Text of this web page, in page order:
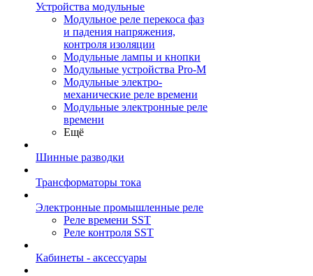
Устройства модульные
Модульное реле перекоса фаз
и падения напряжения,
контроля изоляции
Модульные лампы и кнопки
Модульные устройства Pro-M
Модульные электро-
механические реле времени
Модульные электронные реле
времени
Ещё
Шинные разводки
Трансформаторы тока
Электронные промышленные реле
Реле времени SST
Реле контроля SST
Кабинеты - аксессуары